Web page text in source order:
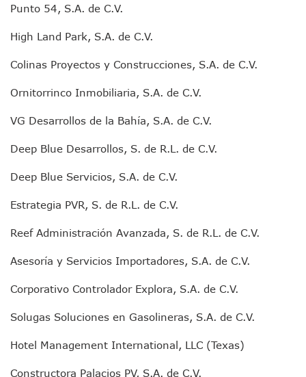
Retiran 10 Toneladas De Macroalga En Playa De
Munguía Analiza Pedir 100 MDP De Adelanto De
Región Sanitaria VIII Activa Programa Para Menores Con
Recuperan Seis Vehículos Con Reporte De Robo Durante
Tráfico Aéreo Cae En Puerto Vallarta Durante El 2026;
Mediante Asambleas Informativas Juan Carlos Castro
IMSS Rehabilitará Infraestructura De La UMF No. 170 En
Retiran Cacharros De 30 Puntos En Colonias De Puerto
Hospital Civil De La Costa Inicia Su Construcción En Puerto
Accidente Fatal En La Autopista Guadalajara–Tepic Deja
Aparecen Vivos Los Tres Estudiantes Desaparecidos De
Dictan Prisión Preventiva A Exdirector De Pemex Por
Puente Amado Nervo Avanza En Un 80%, ¿se Abrirá Este
C5 Jalisco Recupera Vehículo Robado De Puerto Vallarta
Punto 54, S.A. de C.V.
High Land Park, S.A. de C.V.
Colinas Proyectos y Construcciones, S.A. de C.V.
Ornitorrinco Inmobiliaria, S.A. de C.V.
VG Desarrollos de la Bahía, S.A. de C.V.
Deep Blue Desarrollos, S. de R.L. de C.V.
Deep Blue Servicios, S.A. de C.V.
Estrategia PVR, S. de R.L. de C.V.
Reef Administración Avanzada, S. de R.L. de C.V.
Asesoría y Servicios Importadores, S.A. de C.V.
Corporativo Controlador Explora, S.A. de C.V.
Solugas Soluciones en Gasolineras, S.A. de C.V.
Hotel Management International, LLC (Texas)
Constructora Palacios PV, S.A. de C.V.